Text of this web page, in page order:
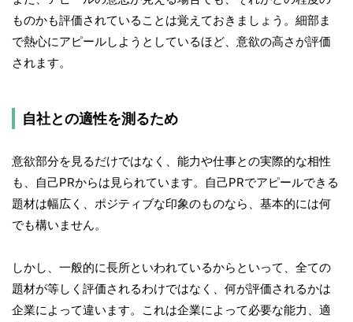
ものかも評価されていることは覚えておきましょう。細部ま
で熱心にアピールしようとしているほど、意欲の高さが評価
されます。
自社との適性を測るため
意欲部分を見るだけではなく、能力や仕事との実際的な相性
も、自己PRからは見られています。自己PRでアピールできる
題材は幅広く、ポジティブな印象のものなら、基本的には何
でも構いません。
しかし、一般的に長所といわれているからといって、全ての
題材が等しく評価されるわけではなく、何が評価されるかは
企業によって違います。これは企業によって必要な能力、適